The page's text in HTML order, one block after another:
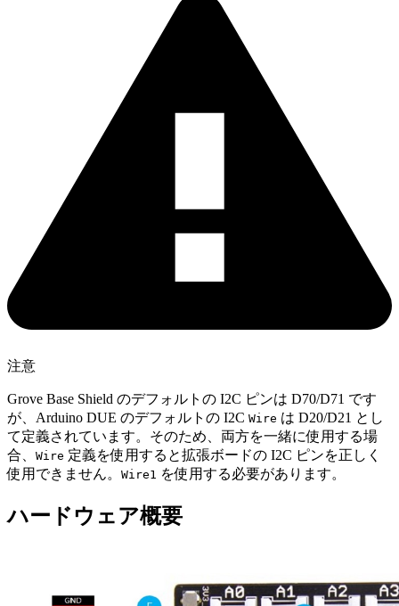
注意
Grove Base Shield のデフォルトの I2C ピンは D70/D71 です
が、Arduino DUE のデフォルトの I2C Wire は D20/D21 とし
て定義されています。そのため、両方を一緒に使用する場
合、 Wire 定義を使用すると拡張ボードの I2C ピンを正しく
使用できません。 Wire1 を使用する必要があります。
ハードウェア概要